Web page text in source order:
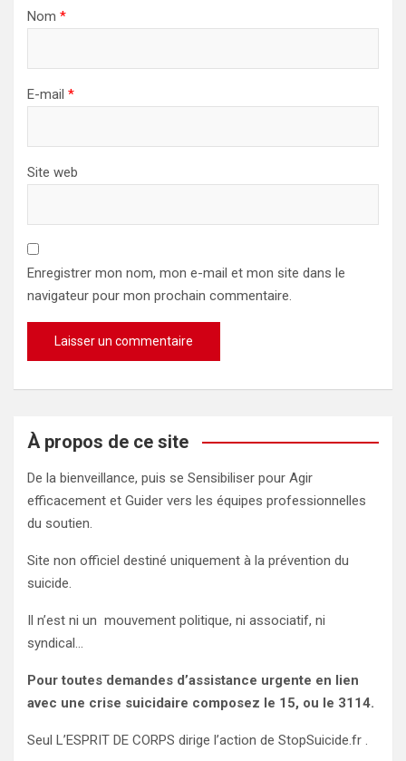
Nom *
E-mail *
Site web
Enregistrer mon nom, mon e-mail et mon site dans le
navigateur pour mon prochain commentaire.
À propos de ce site
De la bienveillance, puis se Sensibiliser pour Agir
efficacement et Guider vers les équipes professionnelles
du soutien.
Site non officiel destiné uniquement à la prévention du
suicide.
Il n’est ni un mouvement politique, ni associatif, ni
syndical…
Pour toutes demandes d’assistance urgente en lien
avec une crise suicidaire composez le 15, ou le 3114.
Seul L’ESPRIT DE CORPS dirige l’action de StopSuicide.fr .